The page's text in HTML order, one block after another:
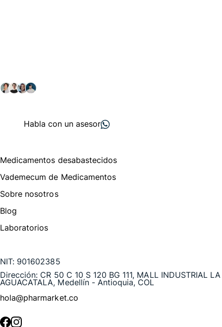
Habla con un asesor
Medicamentos desabastecidos
Vademecum de Medicamentos
Sobre nosotros
Blog
Laboratorios
NIT: 901602385
Dirección: CR 50 C 10 S 120 BG 111, MALL INDUSTRIAL LA
AGUACATALA, Medellín - Antioquia, COL
hola@pharmarket.co